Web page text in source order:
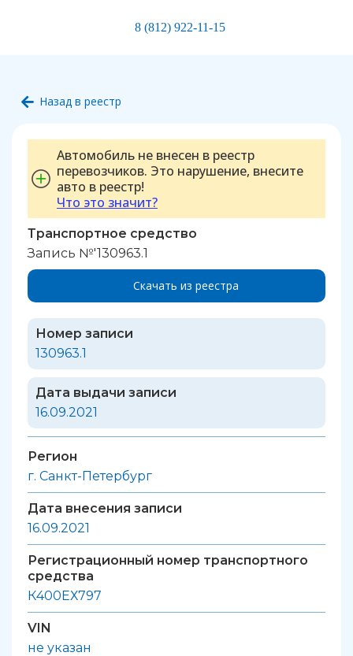
8 (812) 922-11-15
Назад в реестр
Автомобиль не внесен в реестр
перевозчиков. Это нарушение, внесите
авто в реестр!
Что это значит?
Транспортное средство
Запись №'130963.1
Скачать из реестра
Номер записи
130963.1
Дата выдачи записи
16.09.2021
Регион
г. Санкт-Петербург
Дата внесения записи
16.09.2021
Регистрационный номер транспортного
средства
К400ЕХ797
VIN
не указан